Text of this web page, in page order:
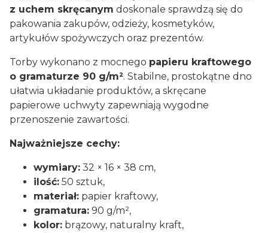
z uchem skręcanym doskonale sprawdzą się do
pakowania zakupów, odzieży, kosmetyków,
artykułów spożywczych oraz prezentów.
Torby wykonano z mocnego papieru kraftowego
o gramaturze 90 g/m². Stabilne, prostokątne dno
ułatwia układanie produktów, a skręcane
papierowe uchwyty zapewniają wygodne
przenoszenie zawartości.
Najważniejsze cechy:
wymiary: 32 × 16 × 38 cm,
ilość: 50 sztuk,
materiał: papier kraftowy,
gramatura: 90 g/m²,
kolor: brązowy, naturalny kraft,